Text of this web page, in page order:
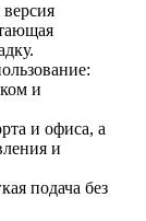
и
и офиса, а
и
подача без